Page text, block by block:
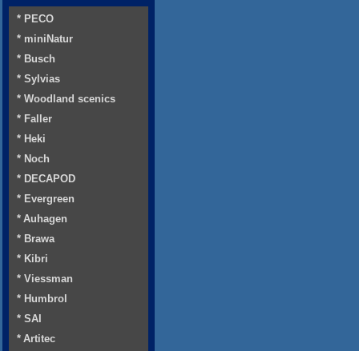
* PECO
* miniNatur
* Busch
* Sylvias
* Woodland scenics
* Faller
* Heki
* Noch
* DECAPOD
* Evergreen
* Auhagen
* Brawa
* Kibri
* Viessman
* Humbrol
* SAI
* Artitec